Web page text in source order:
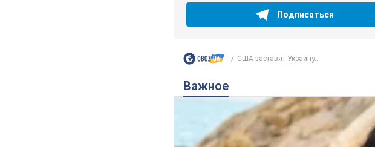
Подписаться
США заставят Украину...
Важное